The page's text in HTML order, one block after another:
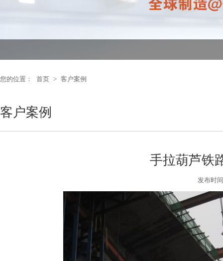
您的位置： 首页 > 客户案例
客户案例
手拉葫芦铁
发布时